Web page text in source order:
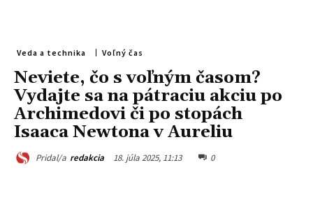
Veda a technika Voľný čas
Neviete, čo s voľným časom?
Vydajte sa na pátraciu akciu po
Archimedovi či po stopách
Isaaca Newtona v Aureliu
Pridal/a redakcia 18. júla 2025, 11:13 0